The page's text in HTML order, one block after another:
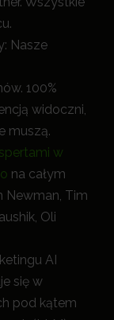
Nasze
100%
widoczni,
muszą.
w
na całym
Newman, Tim
Oli
AI
się w
pod kątem